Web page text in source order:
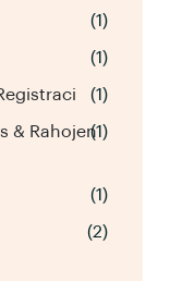
(1)
(1)
(1)
& Rahojen(1)
(1)
(2)